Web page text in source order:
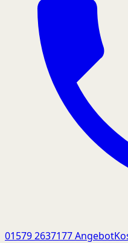
01579 2637177Angebot